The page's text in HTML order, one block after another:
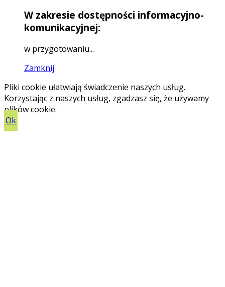
W zakresie dostępności informacyjno-
komunikacyjnej:
w przygotowaniu...
Zamknij
Pliki cookie ułatwiają świadczenie naszych usług.
Korzystając z naszych usług, zgadzasz się, że używamy
plików cookie.
Ok